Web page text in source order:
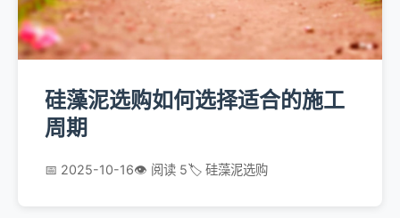
硅藻泥选购如何选择适合的施工
周期
📅 2025-10-16👁️ 阅读 5🏷️ 硅藻泥选购